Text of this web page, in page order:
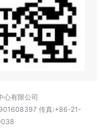
心有限公司
传真:+86-21-